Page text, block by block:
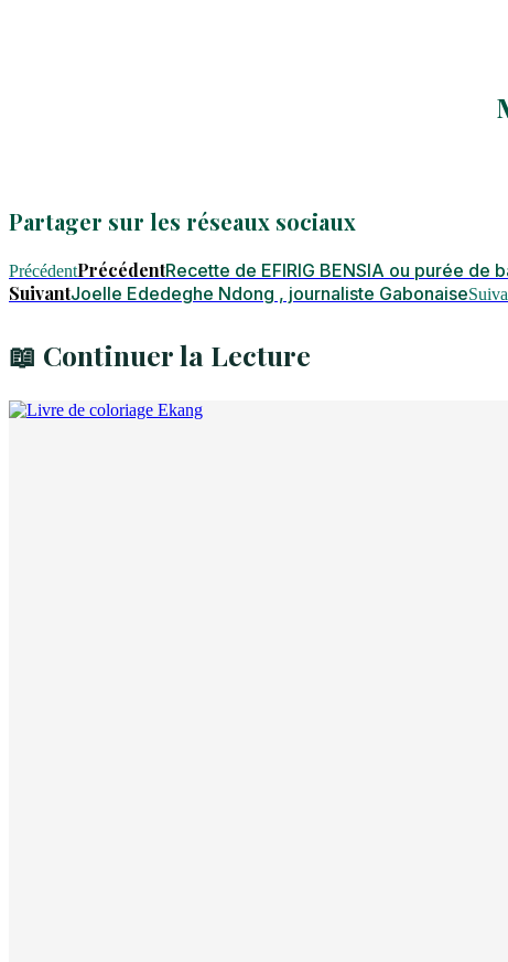
Partager sur les réseaux sociaux
PrécédentPrécédentRecette de EFIRIG BENSIA ou purée de
SuivantJoelle Ededeghe Ndong , journaliste Gabonaise
📖 Continuer la Lecture